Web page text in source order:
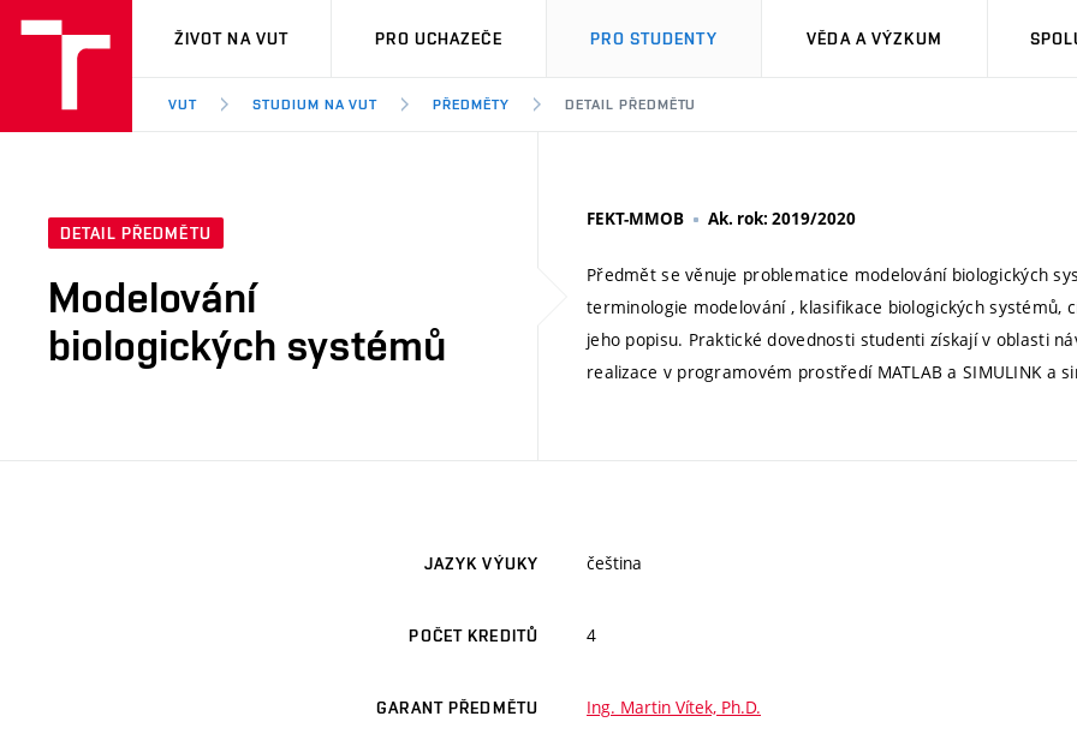
VUT
ŽIVOT NA VUT PRO UCHAZEČE PRO STUDENTY VĚDA A VÝZKUM
VUT STUDIUM NA VUT PŘEDMĚTY DETAIL PŘEDMĚTU
DETAIL PŘEDMĚTU
Modelování
biologických systémů
FEKT-MMOB Ak. rok: 2019/2020
Předmět se věnuje problematice modelování biologických
terminologie modelování , klasifikace biologických
jeho popisu. Praktické dovednosti studenti získají v oblasti
realizace v programovém prostředí MATLAB a SIMULINK a
JAZYK VÝUKY čeština
POČET KREDITŮ 4
GARANT PŘEDMĚTU Ing. Martin Vítek, Ph.D.